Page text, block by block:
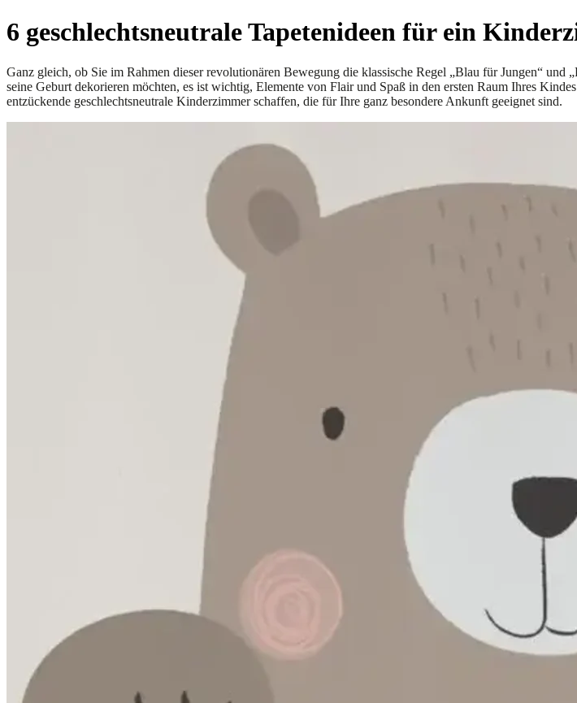
6 geschlechtsneutrale Tapetenideen für ein
Ganz gleich, ob Sie im Rahmen dieser revolutionären Bewegung die klassische Regel „Blau für Jungen“
seine Geburt dekorieren möchten, es ist wichtig, Elemente von Flair und Spaß in den ersten Raum Ihres
entzückende geschlechtsneutrale Kinderzimmer schaffen, die für Ihre ganz besondere Ankunft geeignet sind.